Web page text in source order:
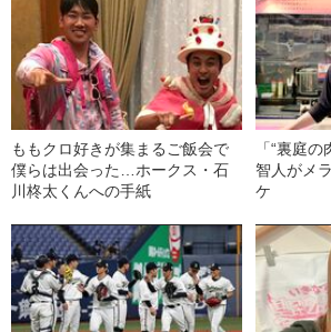
ももクロ好きが集まるご飯会で
僕らは出会った…ホークス・石
川柊太くんへの手紙
「“裏庭
智人がメ
ケ